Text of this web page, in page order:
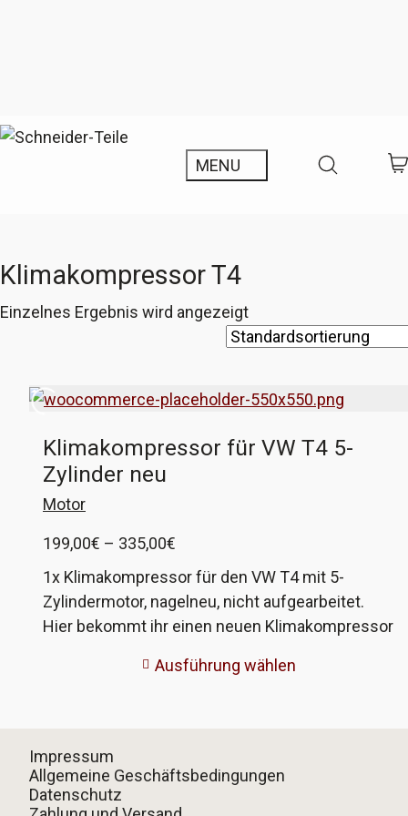
Klimakompressor T4
Einzelnes Ergebnis wird angezeigt
Klimakompressor für VW T4 5-
Zylinder neu
Motor
199,00€ – 335,00€
199,00€
bis
335,00€
1x Klimakompressor für den VW T4 mit 5-
Zylindermotor, nagelneu, nicht aufgearbeitet.
Hier bekommt ihr einen neuen Klimakompressor
komplett inklusive Magnetkupplung und
ältere Version verwendet eine Schraube zur
Befestigung der beiden Anschlüsse, bei der
neueren Version hat jeder Anschluss seine
Ausführung wählen
Impressum
Allgemeine Geschäftsbedingungen
Datenschutz